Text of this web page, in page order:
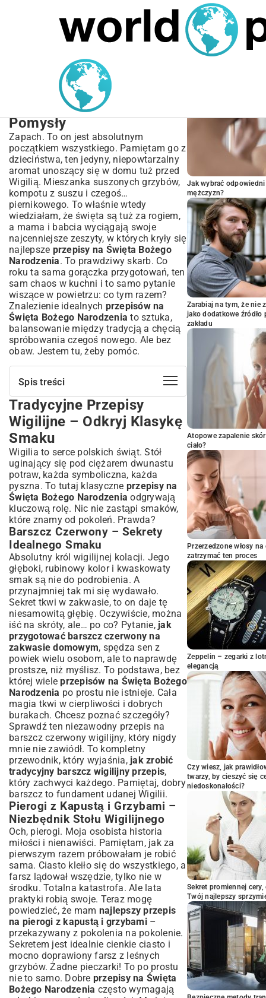
MARIUSZ ŁAMAGA 05.10.2025
Najlepsze Przepisy na
Święta Bożego
Narodzenia – Sprawdzone
Pomysły
Zapach. To on jest absolutnym
początkiem wszystkiego. Pamiętam go z
dzieciństwa, ten jedyny, niepowtarzalny
aromat unoszący się w domu tuż przed
Wigilią. Mieszanka suszonych grzybów,
kompotu z suszu i czegoś…
piernikowego. To właśnie wtedy
wiedziałam, że święta są tuż za rogiem,
a mama i babcia wyciągają swoje
najcenniejsze zeszyty, w których kryły się
najlepsze przepisy na Święta Bożego
Narodzenia. To prawdziwy skarb. Co
roku ta sama gorączka przygotowań, ten
sam chaos w kuchni i to samo pytanie
wiszące w powietrzu: co tym razem?
Znalezienie idealnych przepisów na
Święta Bożego Narodzenia to sztuka,
balansowanie między tradycją a chęcią
spróbowania czegoś nowego. Ale bez
obaw. Jestem tu, żeby pomóc.
Spis treści
Tradycyjne Przepisy Wigilijne – Odkryj
Klasykę Smaku
Barszcz Czerwony – Sekrety Idealnego
Smaku
Pierogi z Kapustą i Grzybami – Niezbędnik
Stołu Wigilijnego
Karp w Wigilijnej Odsłonie – Od Smażonego
po po Żydowsku
Królowie Świątecznych Wypieków –
Ciasta i Desery
Zapach Dzieciństwa: Jak Upiec Idealne
Pierniczki Świąteczne?
Makowiec – Obowiązkowy Punkt
Świątecznego Menu
Sernik na Święta – Przepisy na
Niezawodny Smak
Inne Bożonarodzeniowe Ciasta –
Inspiracje i Pomysły na Słodkie Chwile
Dania Główne na Uroczysty Obiad –
Poza Wigilią
Świąteczne Pieczenie – Kaczka, Gęś czy
Indyk?
Bigos Myśliwski i Inne Sycące Propozycje
Sałatki, Przystawki i Dodatki –
Uzupełnienie Świątecznego Stołu
Klasyczna Sałatka Jarzynowa – Przepis
Babci
Śledzie w Różnych Odsłonach – Jak Je
Podać?
Świąteczne Przepisy dla Każdego –
Wersje Specjalne
Wigilia Wegetariańska i Wegańska –
Smacznie i Bez Mięsa
Bezglutenowe i Bezlaktozowe Słodkości na
Święta
Praktyczne Wskazówki i Triki na Udane
Gotowanie Świąteczne
Jak Zaplanować Świąteczne Menu bez
Stresu?
Gotowanie z Wyprzedzeniem –
Oszczędność Czasu i Energii
Podsumowanie: Smak Świąt Bożego
Narodzenia w Twoim Domu
Tradycyjne Przepisy
Wigilijne – Odkryj Klasykę
Smaku
Wigilia to serce polskich świąt. Stół
uginający się pod ciężarem dwunastu
potraw, każda symboliczna, każda
pyszna. To tutaj klasyczne przepisy na
Święta Bożego Narodzenia odgrywają
kluczową rolę. Nic nie zastąpi smaków,
które znamy od pokoleń. Prawda?
Barszcz Czerwony – Sekrety
Idealnego Smaku
Absolutny król wigilijnej kolacji. Jego
głęboki, rubinowy kolor i kwaskowaty
smak są nie do podrobienia. A
przynajmniej tak mi się wydawało.
Sekret tkwi w zakwasie, to on daje tę
niesamowitą głębię. Oczywiście, można
iść na skróty, ale… po co? Pytanie, jak
przygotować barszcz czerwony na
zakwasie domowym, spędza sen z
powiek wielu osobom, ale to naprawdę
prostsze, niż myślisz. To podstawa, bez
której wieleprzepisów na Święta Bożego
Narodzenia po prostu nie istnieje. Cała
magia tkwi w cierpliwości i dobrych
burakach. Chcesz poznać szczegóły?
Sprawdź ten niezawodny przepis na
barszcz czerwony wigilijny, który nigdy
mnie nie zawiódł. To kompletny
przewodnik, który wyjaśnia, jak zrobić
tradycyjny barszcz wigilijny przepis,
który zachwyci każdego. Pamiętaj, dobry
barszcz to fundament udanej Wigilii.
Pierogi z Kapustą i Grzybami –
Niezbędnik Stołu Wigilijnego
Och, pierogi. Moja osobista historia
miłości i nienawiści. Pamiętam, jak za
pierwszym razem próbowałam je robić
sama. Ciasto kleiło się do wszystkiego, a
farsz lądował wszędzie, tylko nie w
środku. Totalna katastrofa. Ale lata
praktyki robią swoje. Teraz mogę
powiedzieć, że mam najlepszy przepis
na pierogi z kapustą i grzybami–
przekazywany z pokolenia na pokolenie.
Sekretem jest idealnie cienkie ciasto i
mocno doprawiony farsz z leśnych
grzybów. Żadne pieczarki! To po prostu
nie to samo. Dobre przepisy na Święta
Bożego Narodzenia często wymagają
Jak wybrać
mężczyzn?
Zarabiaj na tym, że nie
jako dodatkowe
zakładu
Atopowe zapalenie
ciało?
Przerzedzone włosy
zatrzymać ten proces
Zeppelin – zegarki z
elegancją
Czy wiesz, jak
twarzy, by cieszyć się
niedoskonałości?
Sekret promiennej
Twój najlepszy